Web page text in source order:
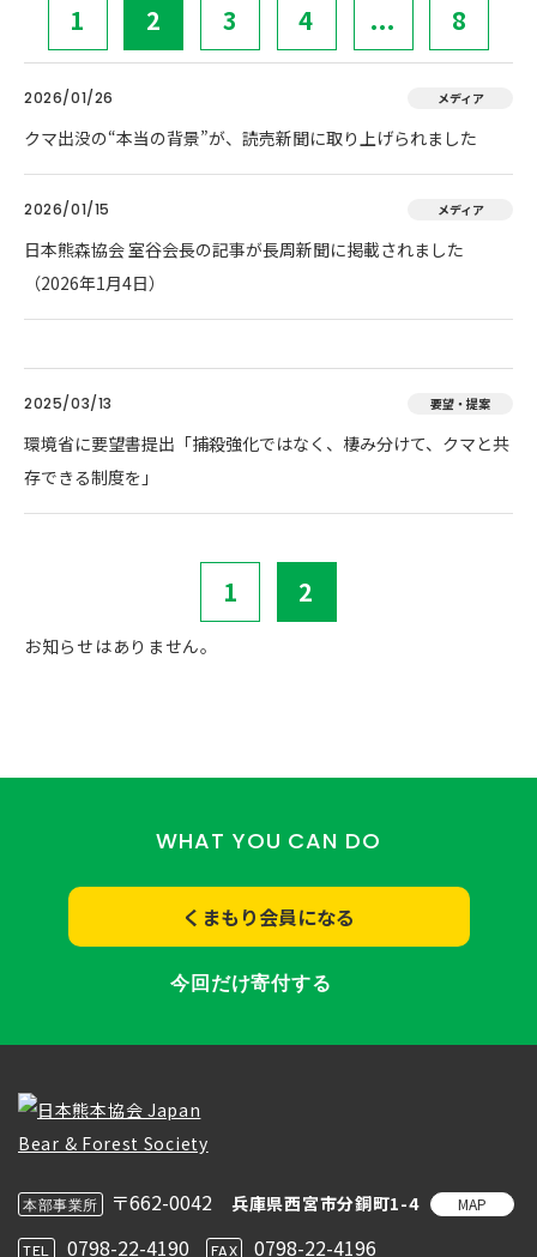
1 2 3 4 ... 8
2026/01/26 メディア
クマ出没の“本当の背景”が、読売新聞に取り上げられました
2026/01/15 メディア
日本熊森協会 室谷会長の記事が長周新聞に掲載されました
（2026年1月4日）
2025/03/13 要望・提案
環境省に要望書提出「捕殺強化ではなく、棲み分けて、クマと共
存できる制度を」
1 2
お知らせはありません。
WHAT YOU CAN DO
くまもり会員になる
今回だけ寄付する
本部事業所 〒662-0042 兵庫県西宮市分銅町1-4 MAP
TEL 0798-22-4190 FAX 0798-22-4196